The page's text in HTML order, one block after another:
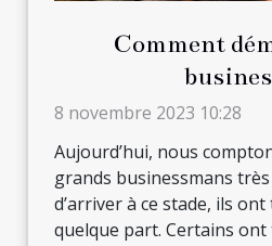
Comment
8 novembre 2023 10:28
Aujourd’hui, nous
grands businessmans
d’arriver à ce stade, ils
quelque part. Certains